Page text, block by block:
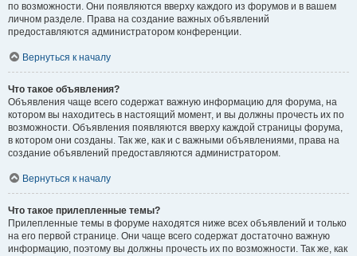
по возможности. Они появляются вверху каждого из форумов и в вашем
личном разделе. Права на создание важных объявлений
предоставляются администратором конференции.
Вернуться к началу
Что такое объявления?
Объявления чаще всего содержат важную информацию для форума, на
котором вы находитесь в настоящий момент, и вы должны прочесть их по
возможности. Объявления появляются вверху каждой страницы форума,
в котором они созданы. Так же, как и с важными объявлениями, права на
создание объявлений предоставляются администратором.
Вернуться к началу
Что такое прилепленные темы?
Прилепленные темы в форуме находятся ниже всех объявлений и только
на его первой странице. Они чаще всего содержат достаточно важную
информацию, поэтому вы должны прочесть их по возможности. Так же, как